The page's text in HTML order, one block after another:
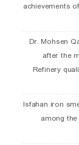
achievements
Dr. Mohsen
after the
Refinery
Isfahan iron
among